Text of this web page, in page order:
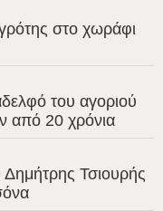
στο χωράφι
του αγοριού
από 20 χρόνια
Τσιουρής